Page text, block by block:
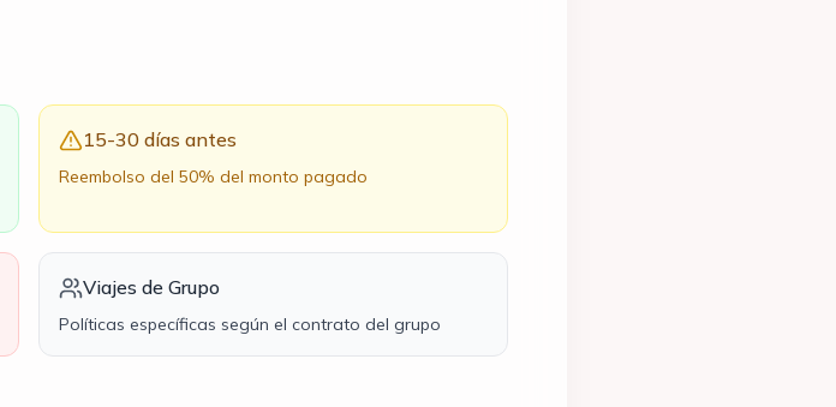
15-30 días antes
Reembolso del 50% del monto pagado
Viajes de Grupo
Políticas específicas según el contrato del grupo